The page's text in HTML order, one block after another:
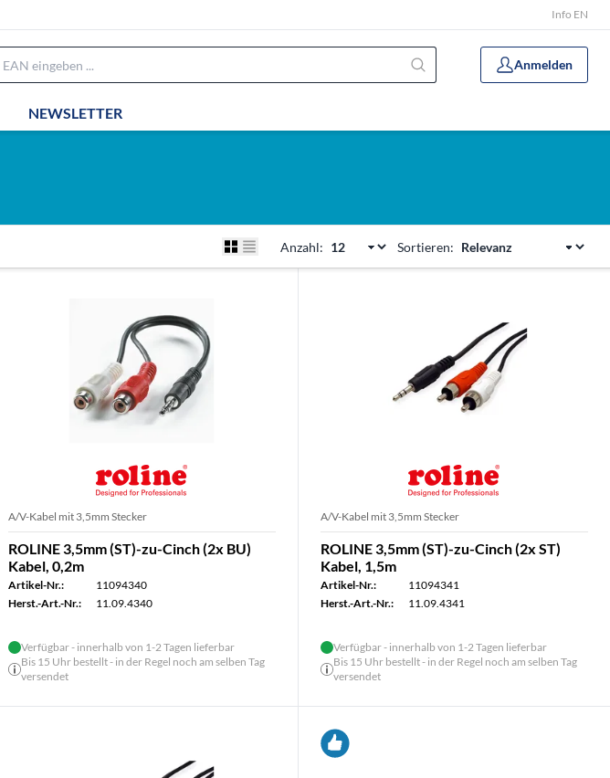
Info EN
Anmelden
NEWSLETTER
Anzahl: Sortieren:
A/V-Kabel mit 3,5mm Stecker
ROLINE 3,5mm (ST)-zu-Cinch (2x BU)
Kabel, 0,2m
Artikel-Nr.:
11094340
Herst.-Art.-Nr.:
11.09.4340
Verfügbar - innerhalb von 1-2 Tagen lieferbar
Bis 15 Uhr bestellt - in der Regel noch am selben Tag
versendet
A/V-Kabel mit 3,5mm Stecker
ROLINE 3,5mm (ST)-zu-Cinch (2x ST)
Kabel, 1,5m
Artikel-Nr.:
11094341
Herst.-Art.-Nr.:
11.09.4341
Verfügbar - innerhalb von 1-2 Tagen lieferbar
Bis 15 Uhr bestellt - in der Regel noch am selben Tag
versendet